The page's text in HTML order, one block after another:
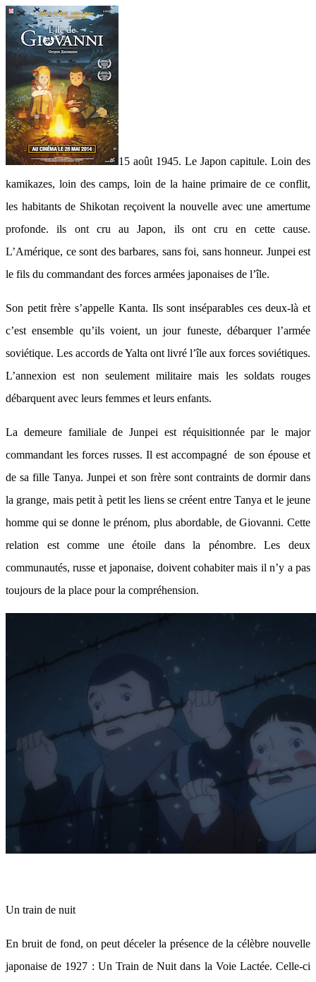
15 août 1945. Le Japon capitule. Loin des
kamikazes, loin des camps, loin de la haine primaire de ce conflit,
les habitants de Shikotan reçoivent la nouvelle avec une amertume
profonde. ils ont cru au Japon, ils ont cru en cette cause.
L’Amérique, ce sont des barbares, sans foi, sans honneur. Junpei est
le fils du commandant des forces armées japonaises de l’île.
Son petit frère s’appelle Kanta. Ils sont inséparables ces deux-là et
c’est ensemble qu’ils voient, un jour funeste, débarquer l’armée
soviétique. Les accords de Yalta ont livré l’île aux forces soviétiques.
L’annexion est non seulement militaire mais les soldats rouges
débarquent avec leurs femmes et leurs enfants.
La demeure familiale de Junpei est réquisitionnée par le major
commandant les forces russes. Il est accompagné de son épouse et
de sa fille Tanya. Junpei et son frère sont contraints de dormir dans
la grange, mais petit à petit les liens se créent entre Tanya et le jeune
homme qui se donne le prénom, plus abordable, de Giovanni. Cette
relation est comme une étoile dans la pénombre. Les deux
communautés, russe et japonaise, doivent cohabiter mais il n’y a pas
toujours de la place pour la compréhension.
Un train de nuit
En bruit de fond, on peut déceler la présence de la célèbre nouvelle
japonaise de 1927 : Un Train de Nuit dans la Voie Lactée. Celle-ci